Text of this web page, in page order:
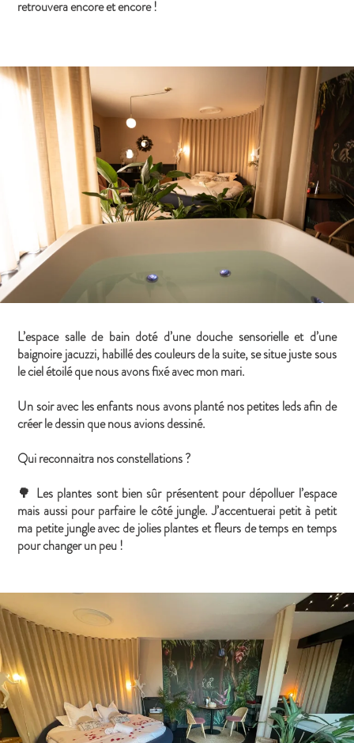
retrouvera encore et encore !
L’espace salle de bain doté d’une douche sensorielle et d’une
baignoire jacuzzi, habillé des couleurs de la suite, se situe juste sous
le ciel étoilé que nous avons fixé avec mon mari.
Un soir avec les enfants nous avons planté nos petites leds afin de
créer le dessin que nous avions dessiné.
Qui reconnaitra nos constellations ?
🌳 Les plantes sont bien sûr présentent pour dépolluer l’espace
mais aussi pour parfaire le côté jungle. J’accentuerai petit à petit
ma petite jungle avec de jolies plantes et fleurs de temps en temps
pour changer un peu !